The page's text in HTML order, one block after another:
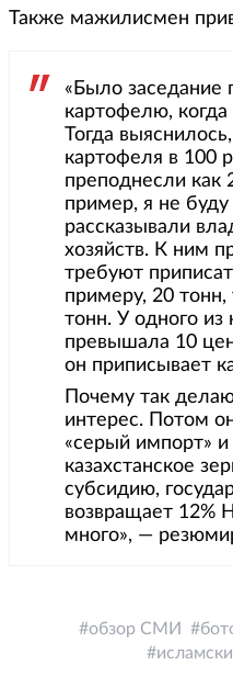
Также мажилисмен
«Было заседание
картофелю,
Тогда
картофеля в 100
преподнесли как
пример, я не
рассказывали
хозяйств. К ним
требуют
примеру, 20 тонн,
тонн. У одного из
превышала 10
он приписывает
Почему так
интерес. Потом
«серый импорт»
казахстанское
субсидию,
возвращает 12%
много», —
обзор СМИ